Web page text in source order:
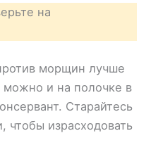
на
морщин лучше
можно и на полочке в
Старайтесь
чтобы израсходовать